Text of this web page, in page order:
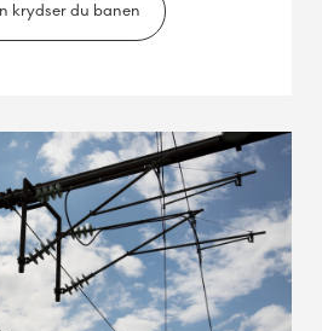
krydser du banen